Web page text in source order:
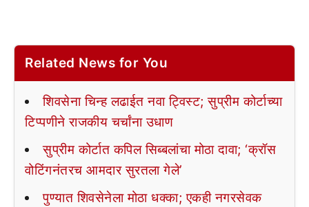
Related News for You
शिवसेना चिन्ह लढाईत नवा ट्विस्ट; सुप्रीम कोर्टाच्या
टिप्पणीने राजकीय चर्चांना उधाण
सुप्रीम कोर्टात कपिल सिब्बलांचा मोठा दावा; ‘क्रॉस
वोटिंगनंतरच आमदार सुरतला गेले’
पुण्यात शिवसेनेला मोठा धक्का; एकही नगरसेवक